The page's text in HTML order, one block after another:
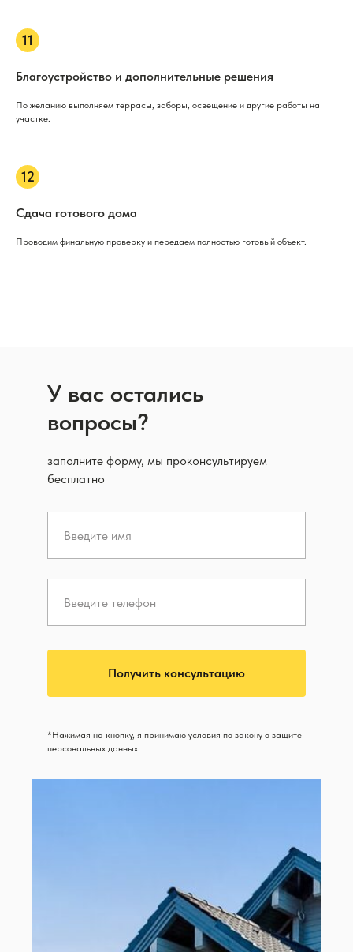
Благоустройство и дополнительные решения
По желанию выполняем террасы, заборы, освещение и другие работы на
участке.
Сдача готового дома
Проводим финальную проверку и передаем полностью готовый объект.
У вас остались
вопросы?
заполните форму, мы проконсультируем
бесплатно
Получить консультацию
*Нажимая на кнопку, я принимаю условия по закону о защите
персональных данных